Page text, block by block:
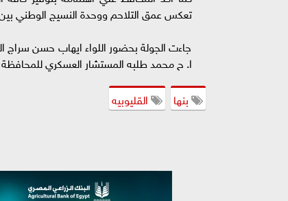
تعكس عمق التلاحم ووحدة النسيج الوطني
جاءت الجولة بحضور اللواء ايهاب حسن سراج
ا. ح محمد طلبه المستشار العسكري
بنها
القليوبيه